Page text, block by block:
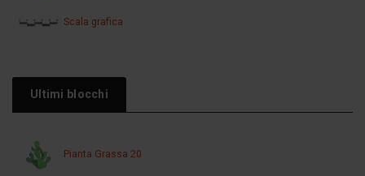
Scala grafica
Ultimi blocchi
Pianta Grassa 20